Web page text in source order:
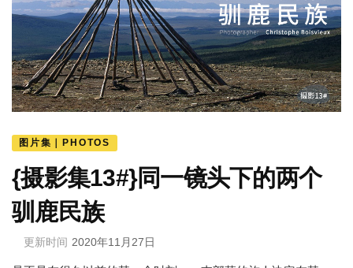
图片集｜PHOTOS
{摄影集13#}同一镜头下的两个
驯鹿民族
更新时间 2020年11月27日